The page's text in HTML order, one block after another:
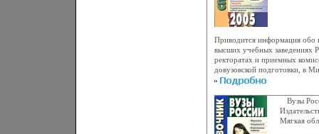
ответы, обеспечивающие
заданий Справочник
самостоятельно
Приводится информация обо
высших учебных заведениях
ректоратах и приемных
довузовской подготовки, в
науки РФаыюжк Имеются
программы вступительных
информация о
государственном экзамене
по математике, русскому
Вузы
Мягкая